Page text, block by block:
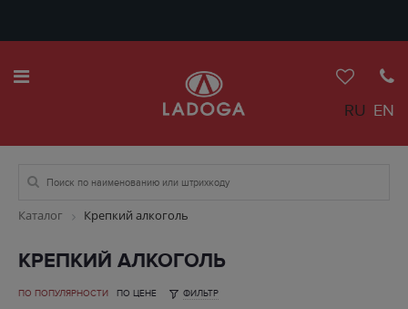
RU EN
Каталог Крепкий алкоголь
КРЕПКИЙ АЛКОГОЛЬ
ПО ПОПУЛЯРНОСТИ ПО ЦЕНЕ ФИЛЬТР